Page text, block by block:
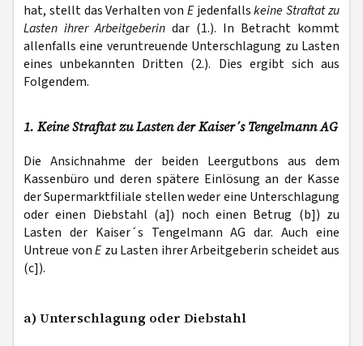
hat, stellt das Verhalten von Ejedenfallskeine Straftat zu
Lasten ihrer Arbeitgeberin dar (1.). In Betracht kommt
allenfalls eine veruntreuende Unterschlagung zu Lasten
eines unbekannten Dritten (2.). Dies ergibt sich aus
Folgendem.
1. Keine Straftat zu Lasten der Kaiser´s Tengelmann AG
Die Ansichnahme der beiden Leergutbons aus dem
Kassenbüro und deren spätere Einlösung an der Kasse
der Supermarktfiliale stellen weder eine Unterschlagung
oder einen Diebstahl (a]) noch einen Betrug (b]) zu
Lasten der Kaiser´s Tengelmann AG dar. Auch eine
Untreue vonEzu Lasten ihrer Arbeitgeberin scheidet aus
(c]).
a) Unterschlagung oder Diebstahl